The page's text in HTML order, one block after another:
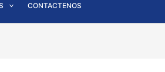
CONTACTENOS